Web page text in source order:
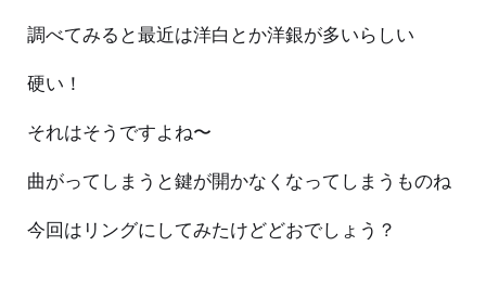
調べてみると最近は洋白とか洋銀が多いらしい
硬い！
それはそうですよね〜
曲がってしまうと鍵が開かなくなってしまうものね
今回はリングにしてみたけどどおでしょう？